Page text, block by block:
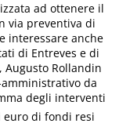
ad ottenere il
via preventiva di
interessare anche
di Entreves e di
Augusto Rollandin
da
degli interventi
euro di fondi resi